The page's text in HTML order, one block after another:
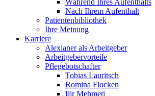
Während Ihres Aufenthalts
Nach Ihrem Aufenthalt
Patientenbibliothek
Ihre Meinung
Karriere
Alexianer als Arbeitgeber
Arbeitgebervorteile
Pflegebotschafter
Tobias Lauritsch
Romina Flocken
Ilir Mehmeti